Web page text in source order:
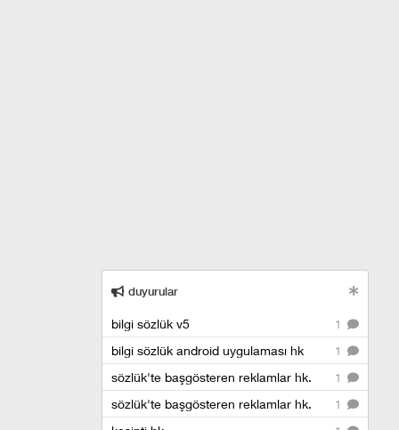
duyurular
1
bilgi sözlük v5
1
bilgi sözlük android uygulaması hk
1
sözlük'te başgösteren reklamlar hk.
1
sözlük'te başgösteren reklamlar hk.